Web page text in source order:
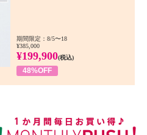
期間限定：8/5〜18
¥385,000
¥199,900(税込)
48%OFF